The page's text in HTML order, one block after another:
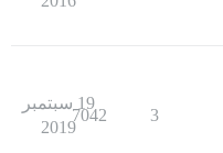
3
7042
19 سبتمبر
2019